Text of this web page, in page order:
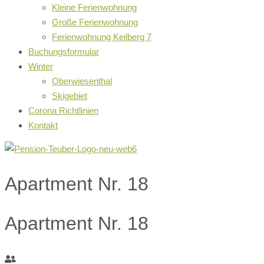
Kleine Ferienwohnung
Große Ferienwohnung
Ferienwohnung Keilberg 7
Buchungsformular
Winter
Oberwiesenthal
Skigebiet
Corona Richtlinien
Kontakt
Apartment Nr. 18
Apartment Nr. 18